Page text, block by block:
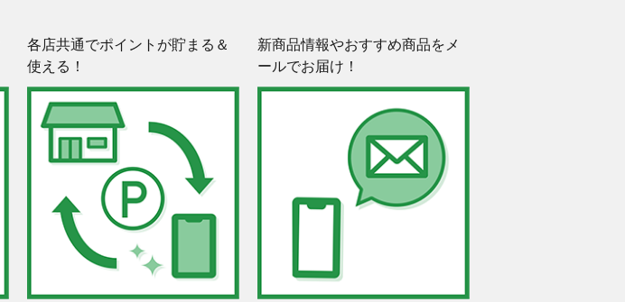
各店共通でポイントが貯まる＆
使える！
新商品情報やおすすめ商品をメ
ールでお届け！